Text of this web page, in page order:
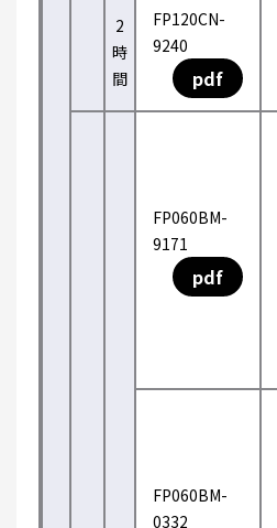
2
時
間
FP120CN-
9240
pdf
FP060BM-
9171
pdf
FP060BM-
0332